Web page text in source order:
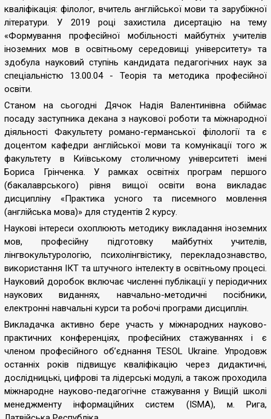
кваліфікація: філолог, вчитель англійської мови та зарубіжної
літератури. У 2019 році захистила дисертацію на тему
«Формування професійної мобільності майбутніх учителів
іноземних мов в освітньому середовищі університету» та
здобула науковий ступінь кандидата педагогічних наук за
спеціальністю 13.00.04 - Теорія та методика професійної
освіти.
Станом на сьогодні Дячок Надія Валентинівна обіймає
посаду заступника декана з наукової роботи та міжнародної
діяльності Факультету романо-германської філології та є
доцентом кафедри англійської мови та комунікації того ж
факультету в Київському столичному університеті імені
Бориса Грінченка. У рамках освітніх програм першого
(бакалаврського) рівня вищої освіти вона викладає
дисципліну «Практика усного та писемного мовлення
(англійська мова)» для студентів 2 курсу.
Наукові інтереси охоплюють методику викладання іноземних
мов, професійну підготовку майбутніх учителів,
лінгвокультурологію, психолінгвістику, перекладознавство,
використання ІКТ та штучного інтелекту в освітньому процесі.
Науковий доробок включає численні публікації у періодичних
наукових виданнях, навчально-методичні посібники,
електронні навчальні курси та робочі програми дисциплін.
Викладачка активно бере участь у міжнародних науково-
практичних конференціях, професійних стажуваннях і є
членом професійного об’єднання TESOL Ukraine. Упродовж
останніх років підвищує кваліфікацію через дидактичні,
дослідницькі, цифрові та лідерські модулі, а також проходила
міжнародне науково-педагогічне стажування у Вищій школі
менеджменту інформаційних систем (ISMA), м. Рига,